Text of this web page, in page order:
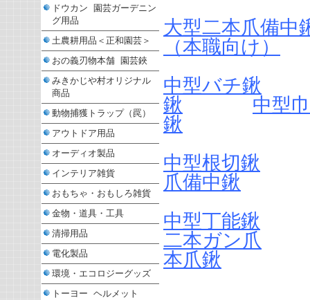
ドウカン 園芸ガーデニン
グ用品
土農耕用品＜正和園芸＞
おの義刃物本舗 園芸鋏
みきかじや村オリジナル
商品
動物捕獲トラップ（罠）
アウトドア用品
オーディオ製品
インテリア雑貨
おもちゃ・おもしろ雑貨
金物・道具・工具
清掃用品
電化製品
環境・エコロジーグッズ
トーヨー ヘルメット
大型二本爪備中
（本職向け）
中型バチ鍬
鍬
中型
鍬
中型根切鍬
爪備中鍬
中型丁能鍬
二本ガン爪
本爪鍬